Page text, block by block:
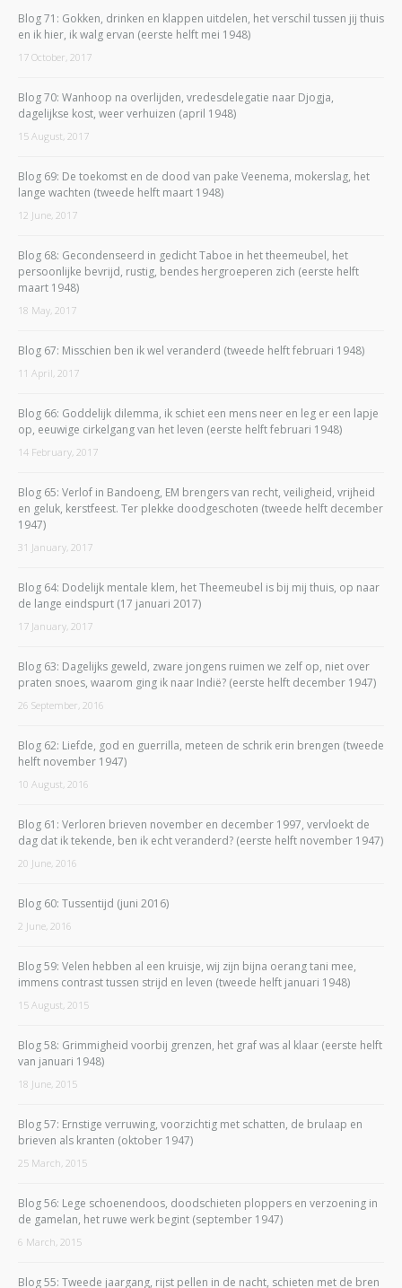
Blog 71: Gokken, drinken en klappen uitdelen, het verschil tussen jij thuis
en ik hier, ik walg ervan (eerste helft mei 1948)
17 October, 2017
Blog 70: Wanhoop na overlijden, vredesdelegatie naar Djogja,
dagelijkse kost, weer verhuizen (april 1948)
15 August, 2017
Blog 69: De toekomst en de dood van pake Veenema, mokerslag, het
lange wachten (tweede helft maart 1948)
12 June, 2017
Blog 68: Gecondenseerd in gedicht Taboe in het theemeubel, het
persoonlijke bevrijd, rustig, bendes hergroeperen zich (eerste helft
maart 1948)
18 May, 2017
Blog 67: Misschien ben ik wel veranderd (tweede helft februari 1948)
11 April, 2017
Blog 66: Goddelijk dilemma, ik schiet een mens neer en leg er een lapje
op, eeuwige cirkelgang van het leven (eerste helft februari 1948)
14 February, 2017
Blog 65: Verlof in Bandoeng, EM brengers van recht, veiligheid, vrijheid
en geluk, kerstfeest. Ter plekke doodgeschoten (tweede helft december
1947)
31 January, 2017
Blog 64: Dodelijk mentale klem, het Theemeubel is bij mij thuis, op naar
de lange eindspurt (17 januari 2017)
17 January, 2017
Blog 63: Dagelijks geweld, zware jongens ruimen we zelf op, niet over
praten snoes, waarom ging ik naar Indië? (eerste helft december 1947)
26 September, 2016
Blog 62: Liefde, god en guerrilla, meteen de schrik erin brengen (tweede
helft november 1947)
10 August, 2016
Blog 61: Verloren brieven november en december 1997, vervloekt de
dag dat ik tekende, ben ik echt veranderd? (eerste helft november 1947)
20 June, 2016
Blog 60: Tussentijd (juni 2016)
2 June, 2016
Blog 59: Velen hebben al een kruisje, wij zijn bijna oerang tani mee,
immens contrast tussen strijd en leven (tweede helft januari 1948)
15 August, 2015
Blog 58: Grimmigheid voorbij grenzen, het graf was al klaar (eerste helft
van januari 1948)
18 June, 2015
Blog 57: Ernstige verruwing, voorzichtig met schatten, de brulaap en
brieven als kranten (oktober 1947)
25 March, 2015
Blog 56: Lege schoenendoos, doodschieten ploppers en verzoening in
de gamelan, het ruwe werk begint (september 1947)
6 March, 2015
Blog 55: Tweede jaargang, rijst pellen in de nacht, schieten met de bren